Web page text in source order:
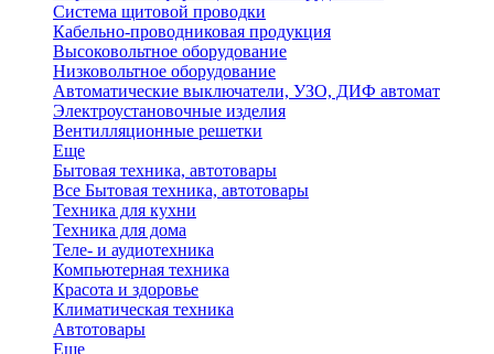
Система щитовой проводки
Кабельно-проводниковая продукция
Высоковольтное оборудование
Низковольтное оборудование
Автоматические выключатели, УЗО, ДИФ автомат
Электроустановочные изделия
Вентилляционные решетки
Еще
Бытовая техника, автотовары
Все Бытовая техника, автотовары
Техника для кухни
Техника для дома
Теле- и аудиотехника
Компьютерная техника
Красота и здоровье
Климатическая техника
Автотовары
Еще